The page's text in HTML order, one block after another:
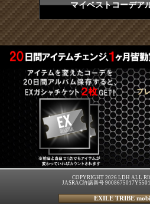
マイベストコーデア
COPYRIGHT 2026 LDH ALL
JASRAC許諾番号
EXILE TRIBE